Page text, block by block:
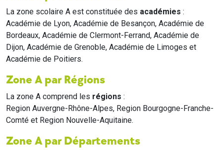
La zone scolaire A est constituée des académies :
Académie de Lyon, Académie de Besançon, Académie de
Bordeaux, Académie de Clermont-Ferrand, Académie de
Dijon, Académie de Grenoble, Académie de Limoges et
Académie de Poitiers.
Zone A par Régions
La zone A comprend les régions :
Region Auvergne-Rhône-Alpes, Region Bourgogne-Franche-
Comté et Region Nouvelle-Aquitaine.
Zone A par Départements